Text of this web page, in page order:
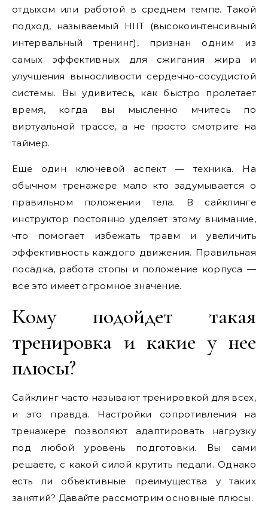
отдыхом или работой в среднем темпе. Такой
подход, называемый HIIT (высокоинтенсивный
интервальный тренинг), признан одним из
самых эффективных для сжигания жира и
улучшения выносливости сердечно-сосудистой
системы. Вы удивитесь, как быстро пролетает
время, когда вы мысленно мчитесь по
виртуальной трассе, а не просто смотрите на
таймер.
Еще один ключевой аспект — техника. На
обычном тренажере мало кто задумывается о
правильном положении тела. В сайклинге
инструктор постоянно уделяет этому внимание,
что помогает избежать травм и увеличить
эффективность каждого движения. Правильная
посадка, работа стопы и положение корпуса —
все это имеет огромное значение.
Кому подойдет такая
тренировка и какие у нее
плюсы?
Сайклинг часто называют тренировкой для всех,
и это правда. Настройки сопротивления на
тренажере позволяют адаптировать нагрузку
под любой уровень подготовки. Вы сами
решаете, с какой силой крутить педали. Однако
есть ли объективные преимущества у таких
занятий? Давайте рассмотрим основные плюсы.